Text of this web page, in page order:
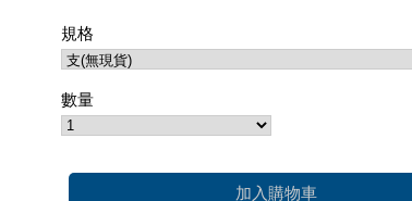
規格
數量
加入購物車